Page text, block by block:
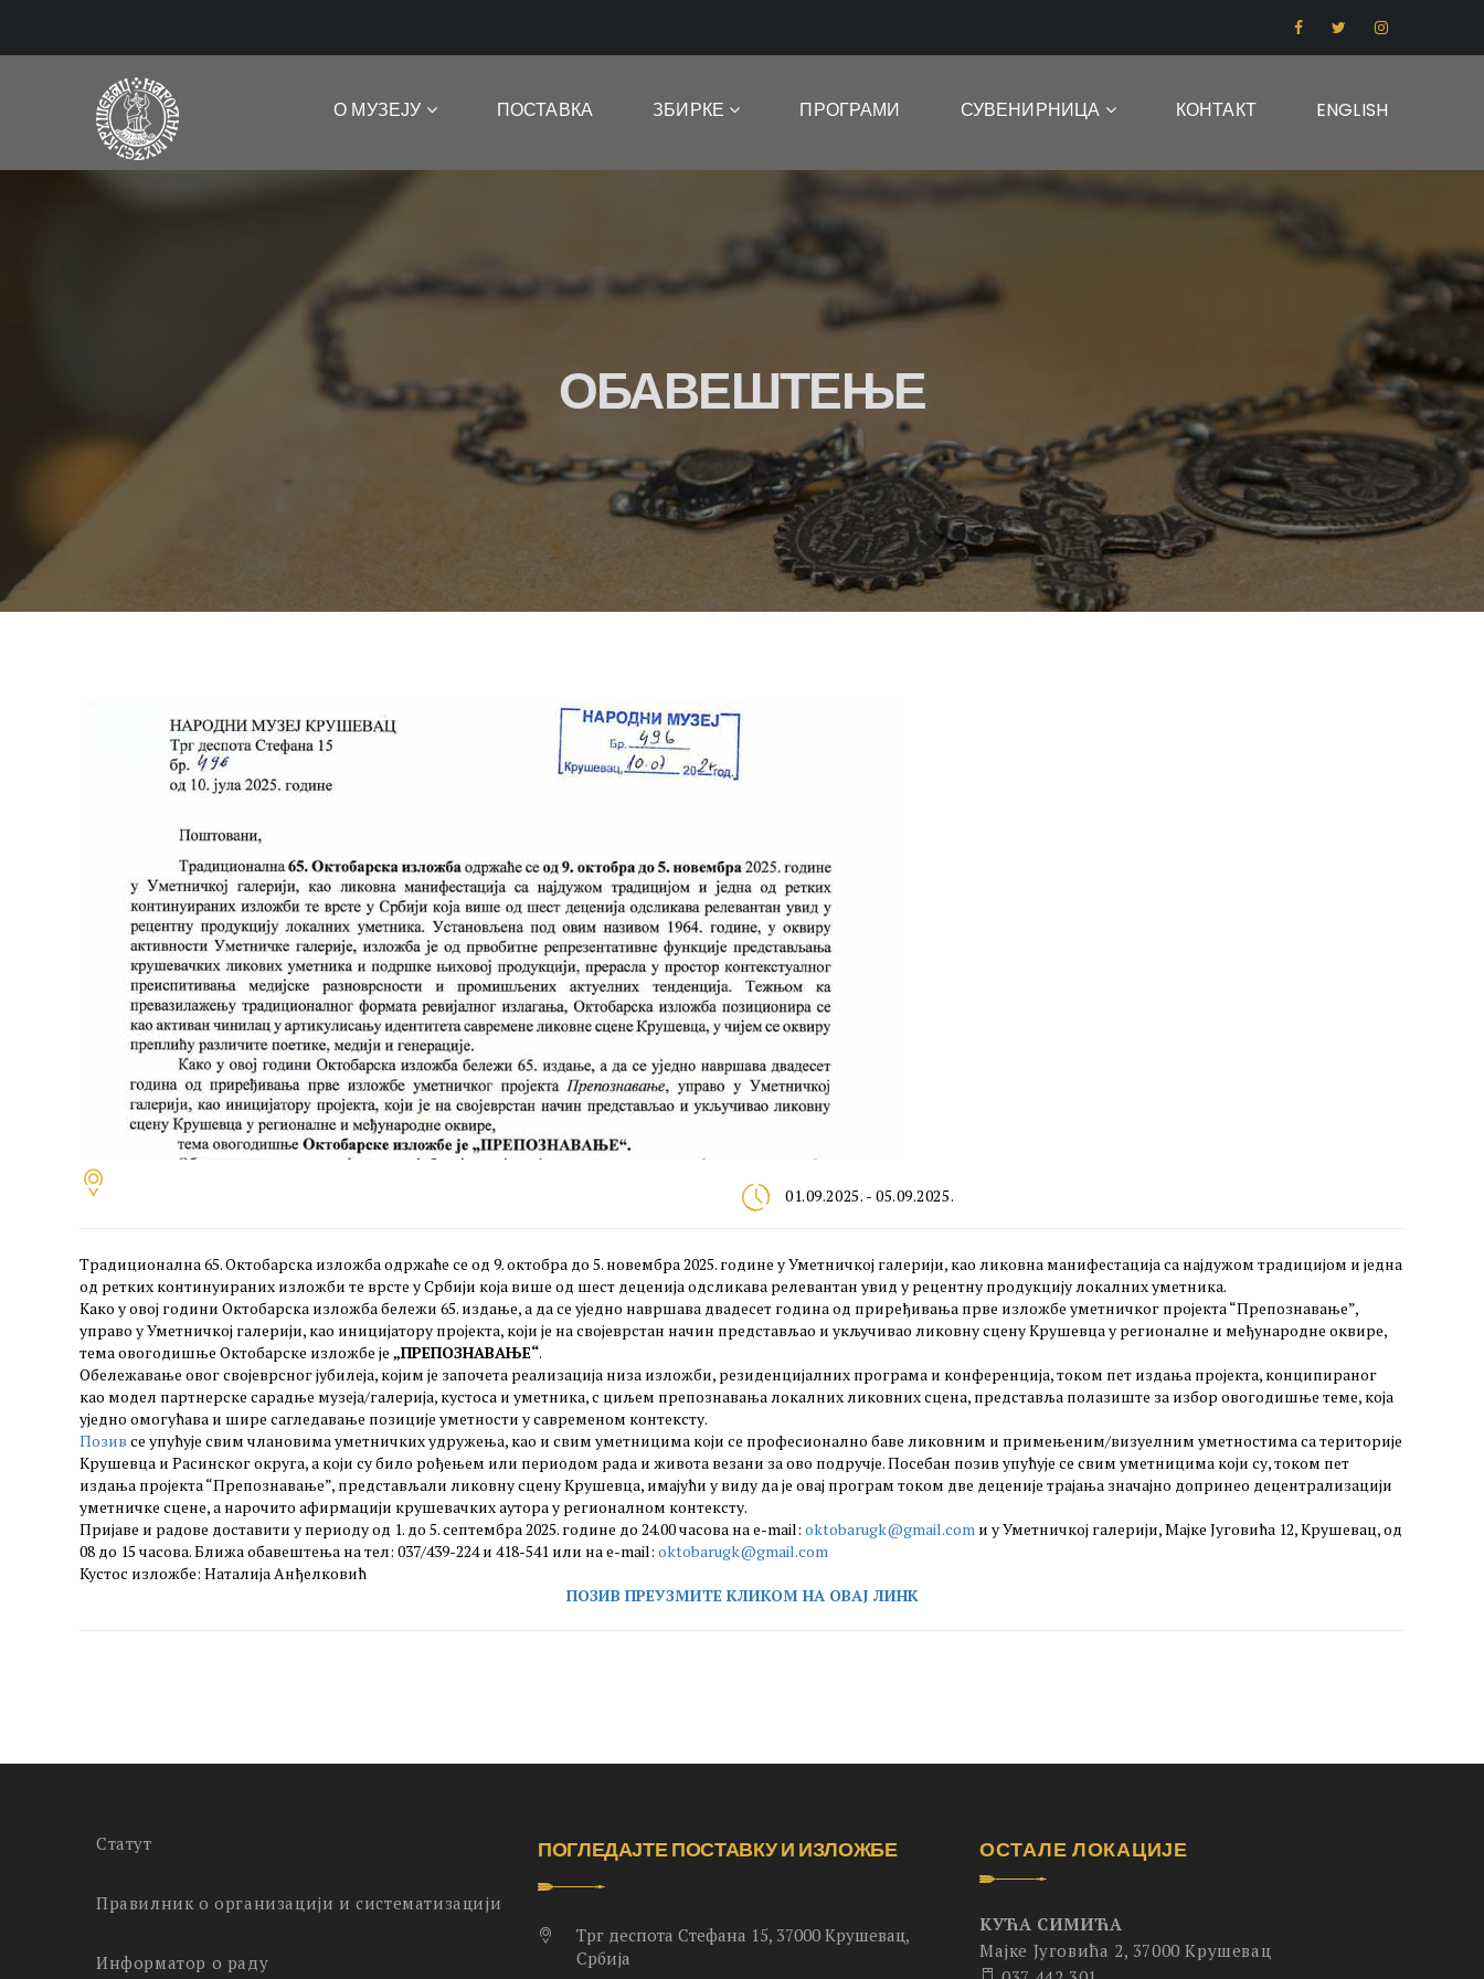
О МУЗЕЈУ ПОСТАВКА ЗБИРКЕ ПРОГРАМИ СУВЕНИРНИЦА КОНТАКТ ENGLISH
ОБАВЕШТЕЊЕ
01.09.2025. - 05.09.2025.
Традиционална 65. Октобарска изложба одржаће се од 9. октобра до 5. новембра 2025. године у Уметничкој галерији, као ликовна манифестација са најдужом традицијом и једна
од ретких континуираних изложби те врсте у Србији која више од шест деценија одсликава релевантан увид у рецентну продукцију локалних уметника.
Како у овој години Октобарска изложба бележи 65. издање, а да се уједно навршава двадесет година од приређивања прве изложбе уметничког пројекта “Препознавање”,
управо у Уметничкој галерији, као иницијатору пројекта, који је на својеврстан начин представљао и укључивао ликовну сцену Крушевца у регионалне и међународне оквире,
тема овогодишње Октобарске изложбе је „ПРЕПОЗНАВАЊЕ“.
Обележавање овог својеврсног јубилеја, којим је започета реализација низа изложби, резиденцијалних програма и конференција, током пет издања пројекта, конципираног
као модел партнерске сарадње музеја/галерија, кустоса и уметника, с циљем препознавања локалних ликовних сцена, представља полазиште за избор овогодишње теме, која
уједно омогућава и шире сагледавање позиције уметности у савременом контексту.
Позив се упућује свим члановима уметничких удружења, као и свим уметницима који се професионално баве ликовним и примењеним/визуелним уметностима са територије
Крушевца и Расинског округа, а који су било рођењем или периодом рада и живота везани за ово подручје. Посебан позив упућује се свим уметницима који су, током пет
издања пројекта “Препознавање”, представљали ликовну сцену Крушевца, имајући у виду да је овај програм током две деценије трајања значајно допринео децентрализацији
уметничке сцене, а нарочито афирмацији крушевачких аутора у регионалном контексту.
Пријаве и радове доставити у периоду од 1. до 5. септембра 2025. године до 24.00 часова на е-mail: oktobarugk@gmail.com и у Уметничкој галерији, Мајке Југовића 12, Крушевац, од
08 до 15 часова. Ближа обавештења на тел: 037/439-224 и 418-541 или на е-mail: oktobarugk@gmail.com
Кустос изложбе: Наталија Анђелковић
ПОЗИВ ПРЕУЗМИТЕ КЛИКОМ НА ОВАЈ ЛИНК
Статут
Правилник о организацији и систематизацији
Информатор о раду
ПОГЛЕДАЈТЕ ПОСТАВКУ И ИЗЛОЖБЕ
Трг деспота Стефана 15, 37000 Крушевац,
Србија
ОСТАЛЕ ЛОКАЦИЈЕ
КУЋА СИМИЋА
Мајке Југовића 2, 37000 Крушевац